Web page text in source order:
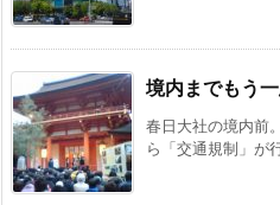
境内までもう
春日大社の境内前
ら「交通規制」が